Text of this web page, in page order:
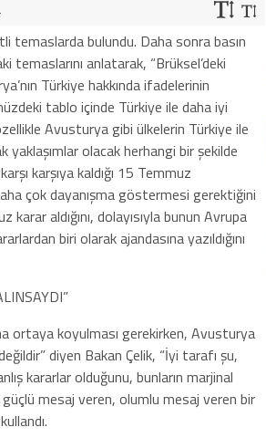
temaslarda bulundu. Daha sonra basın
temaslarını anlatarak, “Brüksel’deki
Türkiye hakkında ifadelerinin
tablo içinde Türkiye ile daha iyi
Avusturya gibi ülkelerin Türkiye ile
yaklaşımlar olacak herhangi bir şekilde
karşıya kaldığı 15 Temmuz
çok dayanışma göstermesi gerektiğini
aldığını, dolayısıyla bunun Avrupa
biri olarak ajandasına yazıldığını
ortaya koyulması gerekirken, Avusturya
diyen Bakan Çelik, “İyi tarafı şu,
kararlar olduğunu, bunların marjinal
güçlü mesaj veren, olumlu mesaj veren bir